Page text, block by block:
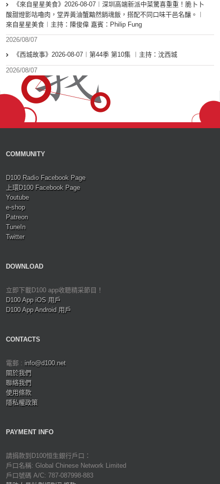
《來自星星美食》2026-08-07︱深圳高端新派中菜驚喜重重！脆卜卜
酸甜燈影咕嚕肉，堂弄黃油蟹黯然銷魂飯，搭配不同口味干邑名釀。︱
來自星星美食︱主持：陳俊偉 嘉賓：Philip Fung
2026/08/07
《西城故事》2026-08-07︱第44季 第10集 ︱主持：沈西城
2026/08/07
COMMUNITY
D100 Radio Facebook Page
上環D100 Facebook Page
Youtube
e-shop
Patreon
TuneIn
Twitter
DOWNLOAD
立即下載D100 app收聽精采節目！
D100 App iOS 用戶
D100 App Android 用戶
CONTACTS
電郵 : info@d100.net
關於我們
聯絡我們
使用條款
隱私權政策
PAYMENT INFO
請捐款到D100恒生銀行戶口：
戶口名稱: Global Chinese Network Limited
戶口號碼 A/C: 787-087998-883